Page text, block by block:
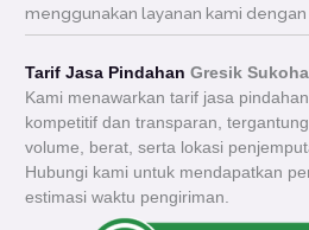
menggunakan layanan kami
Tarif Jasa Pindahan Gresik
Kami menawarkan tarif jasa
kompetitif dan transparan,
volume, berat, serta lokasi
Hubungi kami untuk mendapatkan
estimasi waktu pengiriman.